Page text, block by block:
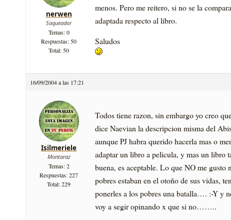
nerwen
Saqueador
Temas: 0
Respuestas: 50
Total: 50
menos. Pero me reitero, si no se la
adaptada respecto al libro.
Saludos
16/09/2004 a las 17:21
Isilmeriele
Montaraz
Temas: 2
Respuestas: 227
Total: 229
Todos tiene razon, sin embargo yo creo
dice Naevian la descripcion misma del
aunque PJ habra querido hacerla mas o
adaptar un libro a pelicula, y mas un
buena, es aceptable. Lo que NO me gusto
pobres estaban en el otoño de sus vidas,
ponerles a los pobres una batalla…. :-Y y
voy a segir opinando x que si no……..